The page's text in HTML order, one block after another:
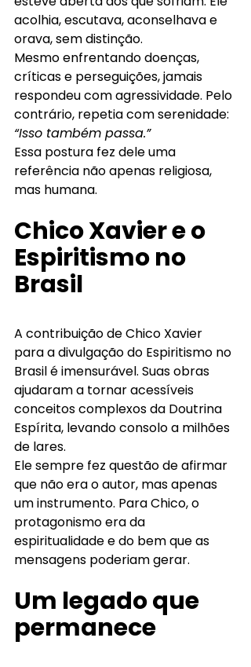
acolhia, escutava, aconselhava e
orava, sem distinção.
Mesmo enfrentando doenças,
críticas e perseguições, jamais
respondeu com agressividade. Pelo
contrário, repetia com serenidade:
“Isso também passa.”
Essa postura fez dele uma
referência não apenas religiosa,
mas humana.
Chico Xavier e o
Espiritismo no
Brasil
A contribuição de Chico Xavier
para a divulgação do Espiritismo no
Brasil é imensurável. Suas obras
ajudaram a tornar acessíveis
conceitos complexos da Doutrina
Espírita, levando consolo a milhões
de lares.
Ele sempre fez questão de afirmar
que não era o autor, mas apenas
um instrumento. Para Chico, o
protagonismo era da
espiritualidade e do bem que as
mensagens poderiam gerar.
Um legado que
permanece